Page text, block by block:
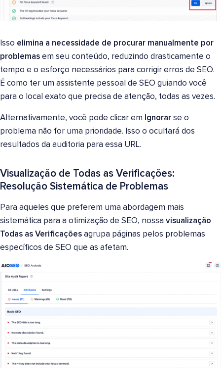
Isso elimina a necessidade de procurar manualmente por
problemas em seu conteúdo, reduzindo drasticamente o
tempo e o esforço necessários para corrigir erros de SEO.
É como ter um assistente pessoal de SEO guiando você
para o local exato que precisa de atenção, todas as vezes.
Alternativamente, você pode clicar em Ignorar se o
problema não for uma prioridade. Isso o ocultará dos
resultados da auditoria para essa URL.
Visualização de Todas as Verificações:
Resolução Sistemática de Problemas
Para aqueles que preferem uma abordagem mais
sistemática para a otimização de SEO, nossa visualização
Todas as Verificações agrupa páginas pelos problemas
específicos de SEO que as afetam.